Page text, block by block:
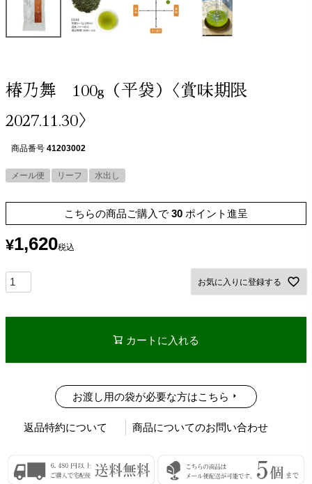
椿乃舞 100g（平袋）〈賞味期限
2027.11.30〉
商品番号 41203002
メール便 リーフ 水出し
こちらの商品ご購入で 30 ポイント進呈
¥1,620税込
お気に入りに登録する
カートに入れる
お渡し用の袋が必要な方はこちら
返品特約について 商品についてのお問い合わせ